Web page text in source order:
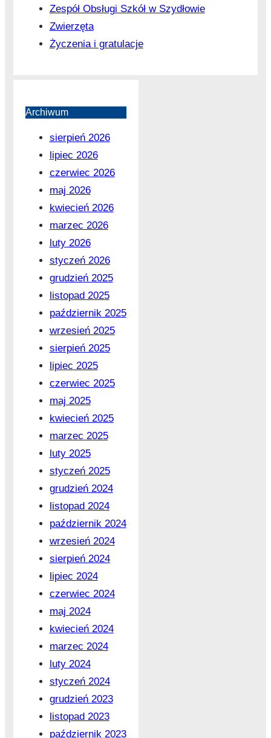
Zespół Obsługi Szkół w Szydłowie
Zwierzęta
Życzenia i gratulacje
Archiwum
sierpień 2026
lipiec 2026
czerwiec 2026
maj 2026
kwiecień 2026
marzec 2026
luty 2026
styczeń 2026
grudzień 2025
listopad 2025
październik 2025
wrzesień 2025
sierpień 2025
lipiec 2025
czerwiec 2025
maj 2025
kwiecień 2025
marzec 2025
luty 2025
styczeń 2025
grudzień 2024
listopad 2024
październik 2024
wrzesień 2024
sierpień 2024
lipiec 2024
czerwiec 2024
maj 2024
kwiecień 2024
marzec 2024
luty 2024
styczeń 2024
grudzień 2023
listopad 2023
październik 2023